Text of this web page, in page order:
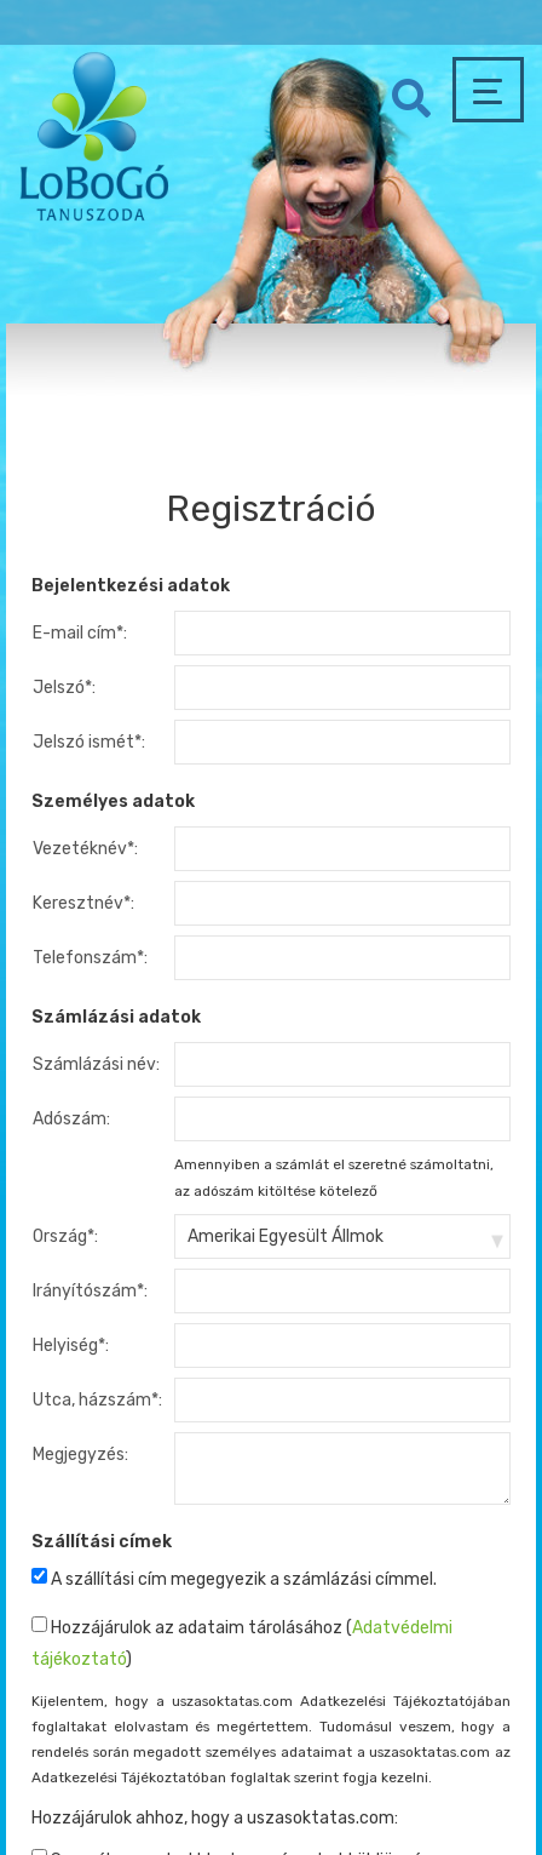
Regisztráció
Bejelentkezési adatok
E-mail cím*:
Jelszó*:
Jelszó ismét*:
Személyes adatok
Vezetéknév*:
Keresztnév*:
Telefonszám*:
Számlázási adatok
Számlázási név:
Adószám:
Amennyiben a számlát el szeretné számoltatni,
az adószám kitöltése kötelező
Ország*:
Irányítószám*:
Helyiség*:
Utca, házszám*:
Megjegyzés:
Szállítási címek
A szállítási cím megegyezik a számlázási címmel.
Hozzájárulok az adataim tárolásához (Adatvédelmi
tájékoztató)
Kijelentem, hogy a uszasoktatas.com Adatkezelési Tájékoztatójában
foglaltakat elolvastam és megértettem. Tudomásul veszem, hogy a
rendelés során megadott személyes adataimat a uszasoktatas.com az
Adatkezelési Tájékoztatóban foglaltak szerint fogja kezelni.
Hozzájárulok ahhoz, hogy a uszasoktatas.com: